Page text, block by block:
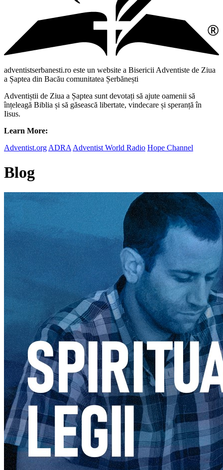
adventistserbanesti.ro este un website a Bisericii Adventiste de Ziua
a Șaptea din Bacău comunitatea Șerbănești
Adventiștii de Ziua a Șaptea sunt devotați să ajute oamenii să
înțeleagă Biblia și să găsească libertate, vindecare și speranță în
Iisus.
Learn More:
Adventist.org ADRA Adventist World Radio Hope Channel
Blog